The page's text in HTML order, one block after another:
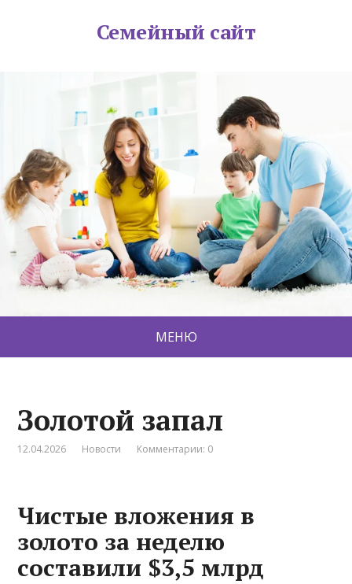
Семейный сайт
МЕНЮ
Золотой запал
12.04.2026 Новости Комментарии: 0
Чистые вложения в
золото за неделю
составили $3,5 млрд